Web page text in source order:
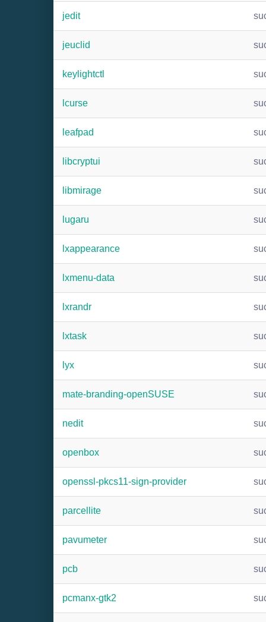
jedit
jeuclid
keylightctl
lcurse
leafpad
libcryptui
libmirage
lugaru
lxappearance
lxmenu-data
lxrandr
lxtask
lyx
mate-branding-openSUSE
nedit
openbox
openssl-pkcs11-sign-provider
parcellite
pavumeter
pcb
pcmanx-gtk2